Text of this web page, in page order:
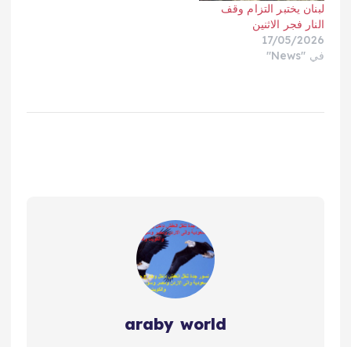
لبنان يختبر التزام وقف
النار فجر الاثنين
17/05/2026
في "News"
araby world